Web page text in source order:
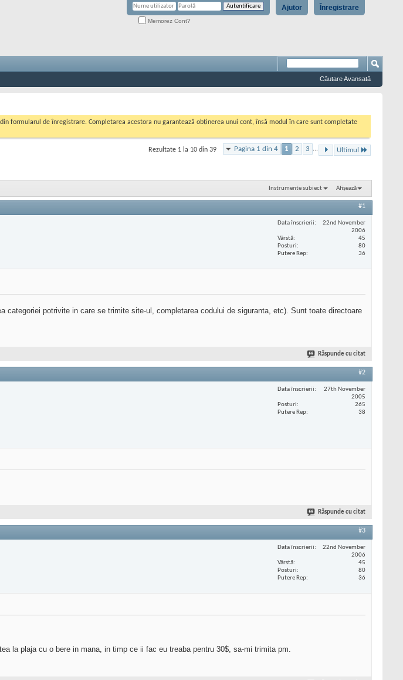
Înregistrare
Ajutor
Memorez Cont?
Căutare Avansată
formularul de înregistrare. Completarea acestora nu garantează obținerea unui cont, însă modul în care sunt completate
Pagina 1 din 4 1 2 3 ... Ultimul
Rezultate 1 la 10 din 39
Instrumente subiect Afișează
#1
Data înscrierii
22nd November
2006
Vârstă
45
Posturi
80
Putere Rep
36
potrivite in care se trimite site-ul, completarea codului de siguranta, etc). Sunt toate directoare
Răspunde cu citat
#2
Data înscrierii
27th November
2005
Posturi
265
Putere Rep
38
Răspunde cu citat
#3
Data înscrierii
22nd November
2006
Vârstă
45
Posturi
80
Putere Rep
36
la plaja cu o bere in mana, in timp ce ii fac eu treaba pentru 30$, sa-mi trimita pm.